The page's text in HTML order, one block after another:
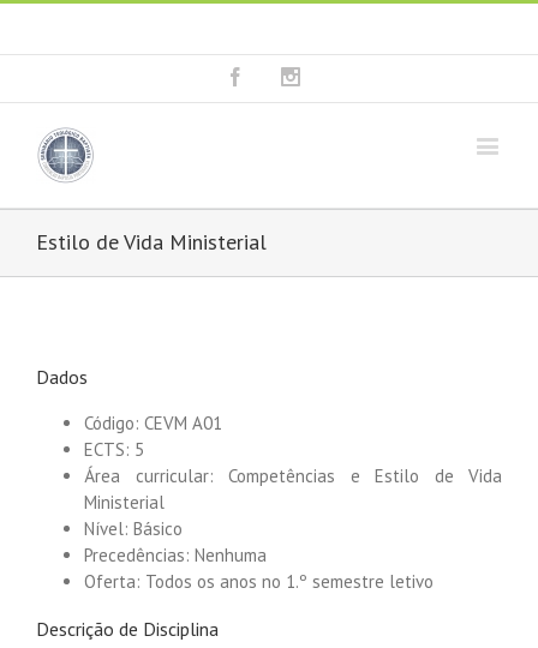
Facebook
Estilo de Vida Ministerial
Dados
Código: CEVM A01
ECTS: 5
Área curricular: Competências e Estilo de Vida
Ministerial
Nível: Básico
Precedências: Nenhuma
Oferta: Todos os anos no 1.º semestre letivo
Descrição de Disciplina